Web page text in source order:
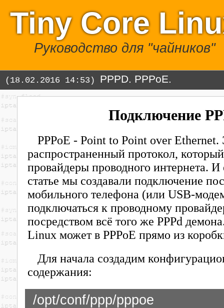
Tiny Core
Руководство для "чайников"
(18.02.2016 14:53) PPPD. PPPoE.
Подключение
PPPoE - Point to Point over
распространенный протокол,
провайдеры проводного интернета.
статье мы создавали подключение
мобильного телефона (или USB-
подключаться к проводному
посредством всё того же PPPd
Linux может в PPPoE прямо из
Для начала создадим
содержания:
/opt/conf/ppp/pppoe